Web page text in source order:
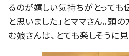
るのが嬉しい気持ちがとっても
と思いました」とママさん。頭
む娘さんは、とても楽しそうに見